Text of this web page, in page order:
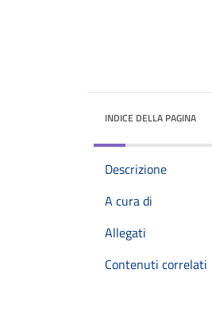
INDICE DELLA PAGINA
Descrizione
A cura di
Allegati
Contenuti correlati